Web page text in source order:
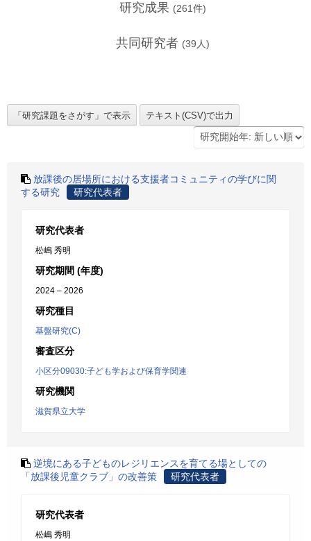
研究成果 (261件)
共同研究者 (39 人)
放課後の居場所における支援者コミュニティの学びに関
する研究
研究代表者
研究代表者
松嶋 秀明
研究期間 (年度)
2024 – 2026
研究種目
基盤研究(C)
審査区分
小区分09030:子ども学および保育学関連
研究機関
滋賀県立大学
逆境にある子どものレジリエンスを育てる場としての
「放課後児童クラブ」の改善策
研究代表者
研究代表者
松嶋 秀明